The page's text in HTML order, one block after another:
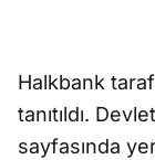
Halkbank
tanıtıldı.
sayfasında